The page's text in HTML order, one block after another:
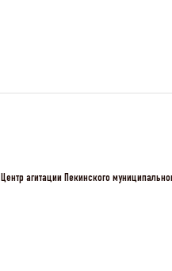
Центр агитации Пекинского